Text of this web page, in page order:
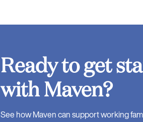
Ready to get
with Maven?
See how Maven can support working